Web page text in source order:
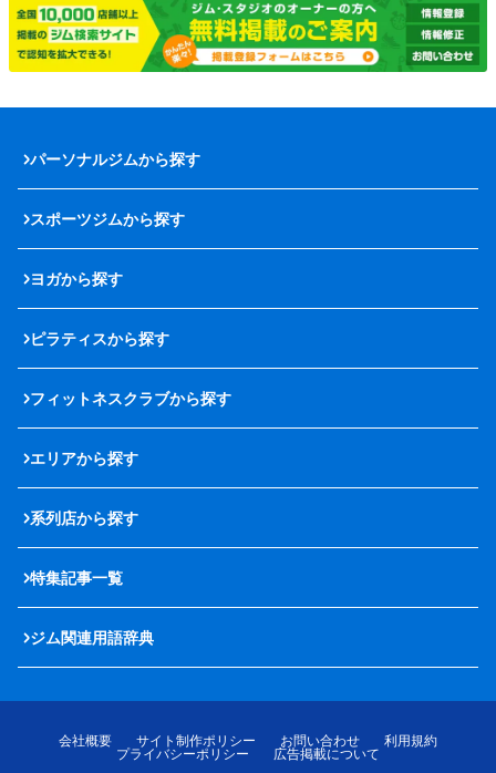
パーソナルジムから探す
スポーツジムから探す
ヨガから探す
ピラティスから探す
フィットネスクラブから探す
エリアから探す
系列店から探す
特集記事一覧
ジム関連用語辞典
会社概要 サイト制作ポリシー お問い合わせ
利用規約
プライバシーポリシー
広告掲載について